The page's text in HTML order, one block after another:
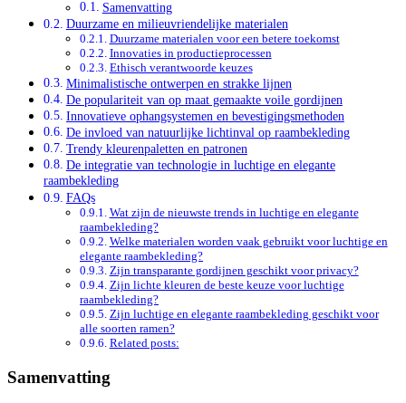
Samenvatting
Duurzame en milieuvriendelijke materialen
Duurzame materialen voor een betere toekomst
Innovaties in productieprocessen
Ethisch verantwoorde keuzes
Minimalistische ontwerpen en strakke lijnen
De populariteit van op maat gemaakte voile gordijnen
Innovatieve ophangsystemen en bevestigingsmethoden
De invloed van natuurlijke lichtinval op raambekleding
Trendy kleurenpaletten en patronen
De integratie van technologie in luchtige en elegante
raambekleding
FAQs
Wat zijn de nieuwste trends in luchtige en elegante
raambekleding?
Welke materialen worden vaak gebruikt voor luchtige en
elegante raambekleding?
Zijn transparante gordijnen geschikt voor privacy?
Zijn lichte kleuren de beste keuze voor luchtige
raambekleding?
Zijn luchtige en elegante raambekleding geschikt voor
alle soorten ramen?
Related posts:
Samenvatting